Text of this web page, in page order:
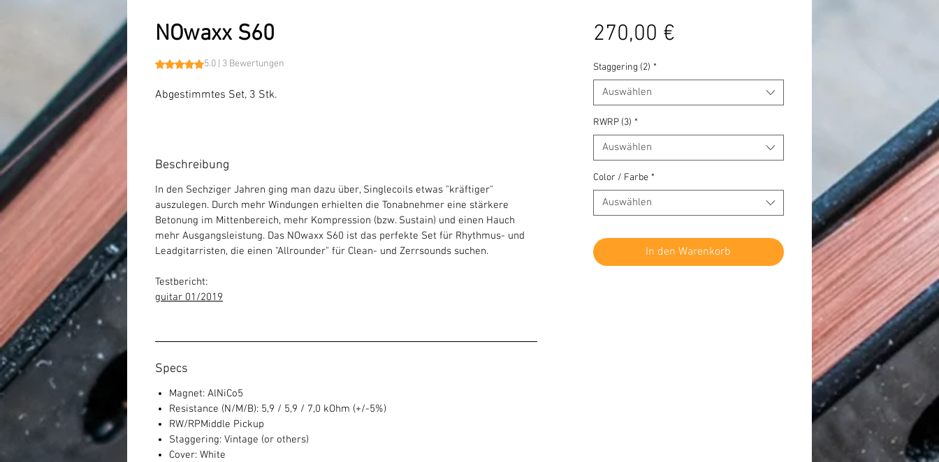
NOwaxx S60
Das Rating beträgt 5.0 von fünf Sternen, basierend auf 3 Bewertungen.
5.0 | 3 Bewertungen
Abgestimmtes Set, 3 Stk.
Beschreibung
In den Sechziger Jahren ging man dazu über, Singlecoils etwas "kräftiger"
auszulegen. Durch mehr Windungen erhielten die Tonabnehmer eine stärkere
Betonung im Mittenbereich, mehr Kompression (bzw. Sustain) und einen Hauch
mehr Ausgangsleistung. Das NOwaxx S60 ist das perfekte Set für Rhythmus- und
Leadgitarristen, die einen "Allrounder" für Clean- und Zerrsounds suchen.
Testbericht:
guitar 01/2019
Specs
Magnet: AlNiCo5
Resistance (N/M/B): 5,9 / 5,9 / 7,0 kOhm (+/-5%)
RW/RPMiddle Pickup
Staggering: Vintage (or others)
Cover: White
270,00 €Preis
Staggering (2) *
Auswählen
RWRP (3) *
Auswählen
Color / Farbe *
Auswählen
In den Warenkorb